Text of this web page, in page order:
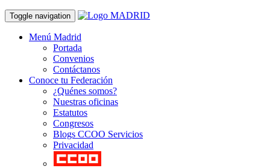
Toggle navigation
Menú Madrid
Portada
Convenios
Contáctanos
Conoce tu Federación
¿Quénes somos?
Nuestras oficinas
Estatutos
Congresos
Blogs CCOO Servicios
Privacidad